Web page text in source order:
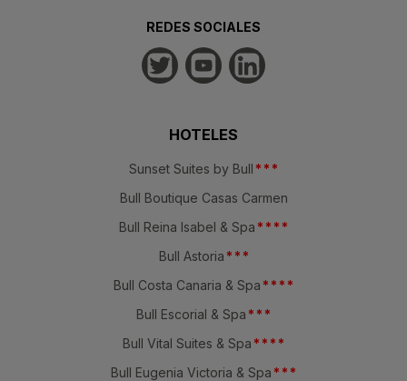
REDES SOCIALES
HOTELES
Sunset Suites by Bull * * *
Bull Boutique Casas Carmen
Bull Reina Isabel & Spa * * * *
Bull Astoria * * *
Bull Costa Canaria & Spa * * * *
Bull Escorial & Spa * * *
Bull Vital Suites & Spa * * * *
Bull Eugenia Victoria & Spa * * *